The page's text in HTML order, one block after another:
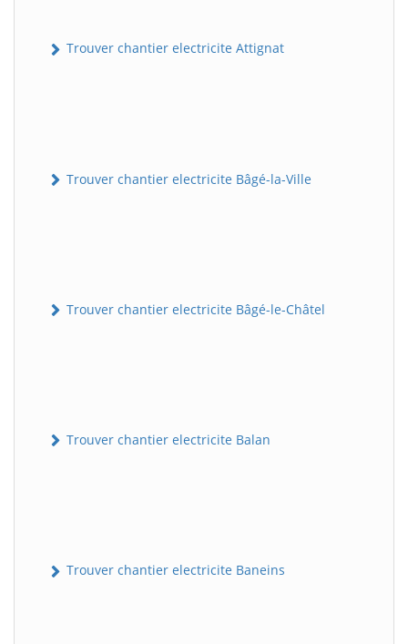
Trouver chantier electricite Attignat
Trouver chantier electricite Bâgé-la-Ville
Trouver chantier electricite Bâgé-le-Châtel
Trouver chantier electricite Balan
Trouver chantier electricite Baneins